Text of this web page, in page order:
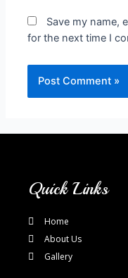
Save my name,
for the next time I
Quick Links
Home
About Us
Gallery